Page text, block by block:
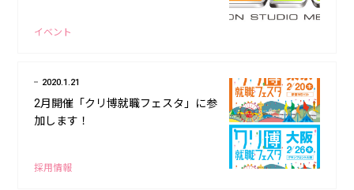
イベント
2020.1.21
2月開催「クリ博就職フェスタ」に参
加します！
採用情報